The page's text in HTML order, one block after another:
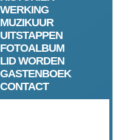
WERKING
MUZIKUUR
UITSTAPPEN
FOTOALBUM
LID WORDEN
GASTENBOEK
CONTACT